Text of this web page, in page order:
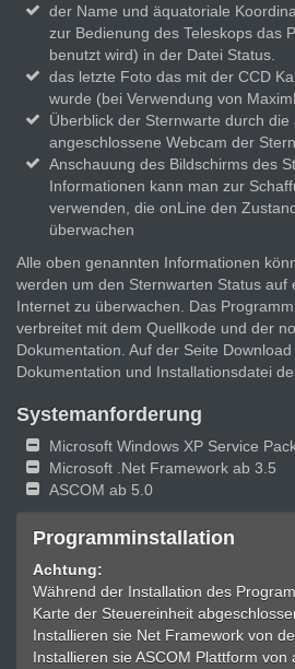
der Name und äquatoriale
zur Bedienung des Teleskops das
benutzt wird) in der Datei Status.
das letzte Foto das mit der CCD
wurde (bei Verwendung von
Überblick der Sternwarte durch
angeschlossene Webcam der
Anschauung des Bildschirms des
Informationen kann man zur
verwenden, die onLine den
überwachen
Alle oben genannten Informationen
werden um den Sternwarten Status auf
Internet zu überwachen. Das
verbreitet mit dem Quellkode und der
Dokumentation. Auf der Seite
Dokumentation und Installationsdatei
Systemanforderung
Microsoft Windows XP Service
Microsoft .Net Framework ab 3.5
ASCOM ab 5.0
Programminstallation
Achtung:
Während der Installation des
Karte der Steuereinheit
Installieren sie Net Framework von
Installieren sie ASCOM Plattform von